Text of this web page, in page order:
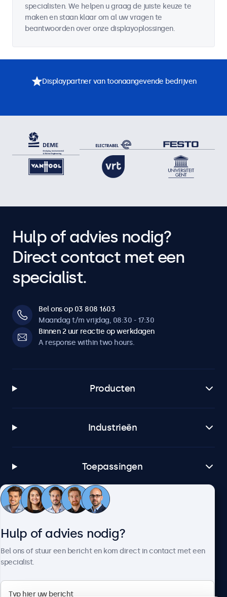
specialisten. We helpen u graag de juiste keuze te
maken en staan klaar om al uw vragen te
beantwoorden over onze displayoplossingen.
Displaypartner van toonaangevende bedrijven
Hulp of advies nodig?
Direct contact met een
specialist.
Bel ons op 03 808 1603
Maandag t/m vrijdag, 08:30 - 17:30
Binnen 2 uur reactie op werkdagen
A response within two hours.
Producten
Industrieën
Toepassingen
Klantenservice
Hulp of advies nodig?
Bel ons of stuur een bericht en kom direct in contact met een
specialist.